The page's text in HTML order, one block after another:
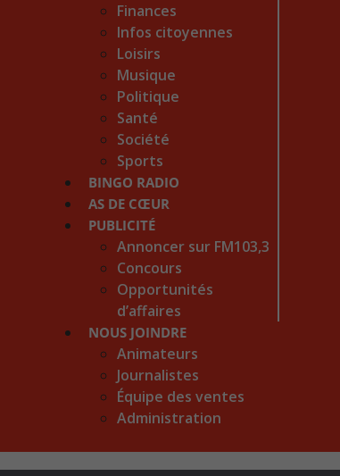
Finances
Infos citoyennes
Loisirs
Musique
Politique
Santé
Société
Sports
BINGO RADIO
AS DE CŒUR
PUBLICITÉ
Annoncer sur FM103,3
Concours
Opportunités
d’affaires
NOUS JOINDRE
Animateurs
Journalistes
Équipe des ventes
Administration